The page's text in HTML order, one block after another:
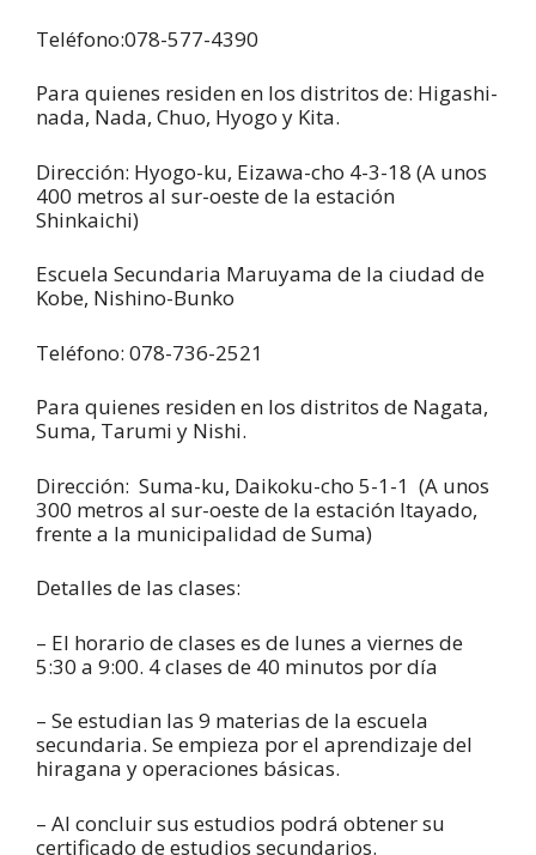
Teléfono:078-577-4390
Para quienes residen en los distritos de: Higashi-
nada, Nada, Chuo, Hyogo y Kita.
Dirección: Hyogo-ku, Eizawa-cho 4-3-18 (A unos
400 metros al sur-oeste de la estación
Shinkaichi)
Escuela Secundaria Maruyama de la ciudad de
Kobe, Nishino-Bunko
Teléfono: 078-736-2521
Para quienes residen en los distritos de Nagata,
Suma, Tarumi y Nishi.
Dirección: Suma-ku, Daikoku-cho 5-1-1 (A unos
300 metros al sur-oeste de la estación Itayado,
frente a la municipalidad de Suma)
Detalles de las clases:
– El horario de clases es de lunes a viernes de
5:30 a 9:00. 4 clases de 40 minutos por día
– Se estudian las 9 materias de la escuela
secundaria. Se empieza por el aprendizaje del
hiragana y operaciones básicas.
– Al concluir sus estudios podrá obtener su
certificado de estudios secundarios.